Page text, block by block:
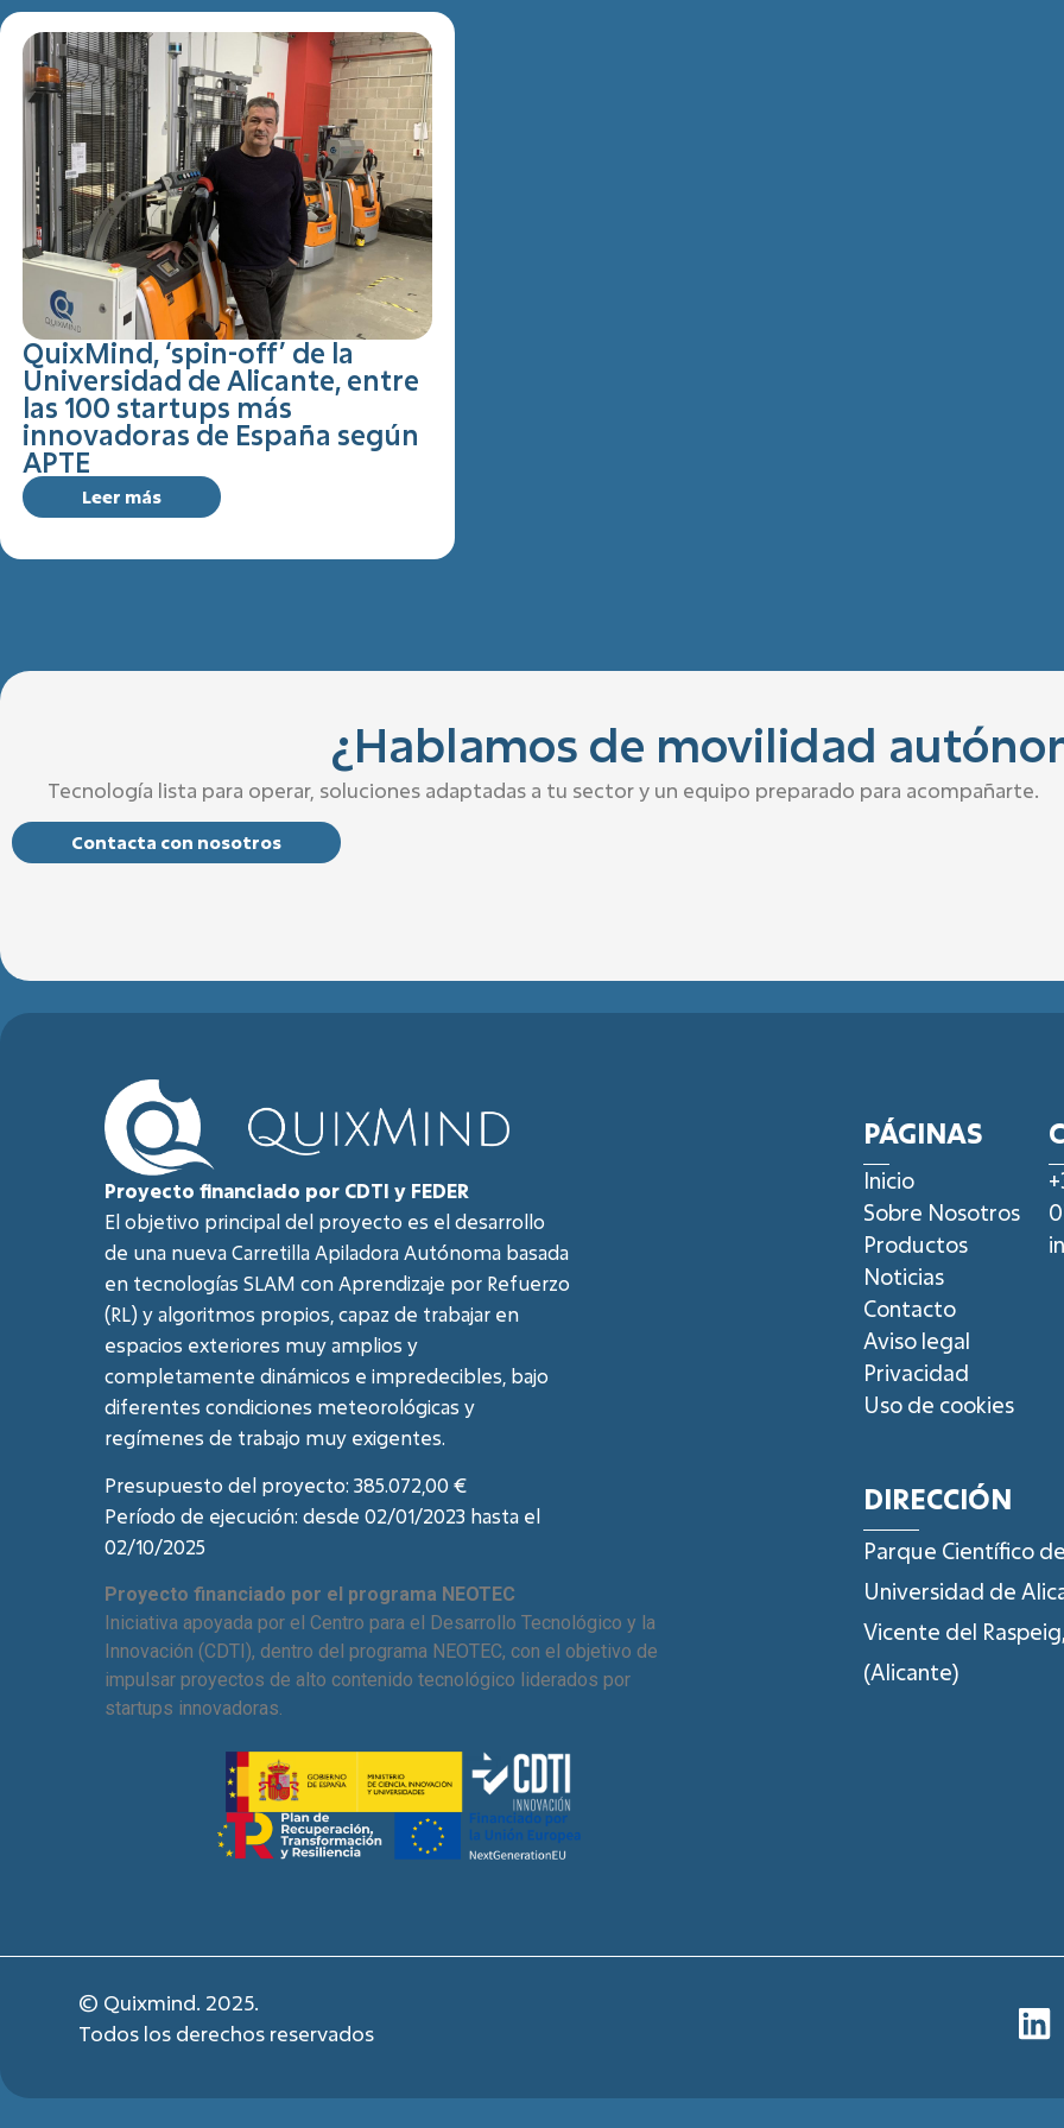
QuixMind, ‘spin-off’ de la
Universidad de Alicante, entre
las 100 startups más
innovadoras de España según
APTE
Leer más
¿Hablamos de movilidad
Tecnología lista para operar, soluciones adaptadas a tu sector y un equipo preparado para acompañarte.
Contacta con nosotros
Proyecto financiado por CDTI y FEDER
El objetivo principal del proyecto es el desarrollo
de una nueva Carretilla Apiladora Autónoma basada
en tecnologías SLAM con Aprendizaje por Refuerzo
(RL) y algoritmos propios, capaz de trabajar en
espacios exteriores muy amplios y
completamente dinámicos e impredecibles, bajo
diferentes condiciones meteorológicas y
regímenes de trabajo muy exigentes.
Presupuesto del proyecto: 385.072,00 €
Período de ejecución: desde 02/01/2023 hasta el
02/10/2025
Proyecto financiado por el programa NEOTEC
Iniciativa apoyada por el Centro para el Desarrollo Tecnológico y la
Innovación (CDTI), dentro del programa NEOTEC, con el objetivo de
impulsar proyectos de alto contenido tecnológico liderados por
startups innovadoras.
PÁGINAS
Inicio
Sobre Nosotros
Productos
Noticias
Contacto
Aviso legal
Privacidad
Uso de cookies
DIRECCIÓN
Parque Científico
Universidad de
Vicente del
(Alicante)
© Quixmind. 2025.
Todos los derechos reservados